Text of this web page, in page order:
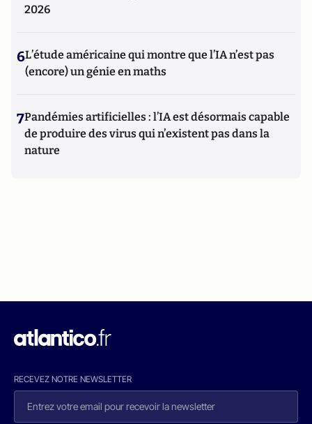
2026
6L’étude américaine qui montre que l’IA n’est pas
(encore) un génie en maths
7Pandémies artificielles : l’IA est désormais capable
de produire des virus qui n’existent pas dans la
nature
RECEVEZ NOTRE NEWSLETTER